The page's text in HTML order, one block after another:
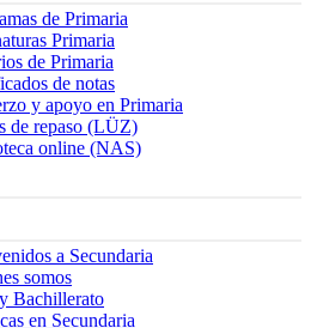
de Primaria
Primaria
de Primaria
de notas
y apoyo en Primaria
de repaso (LÜZ)
online (NAS)
a Secundaria
somos
Bachillerato
en Secundaria